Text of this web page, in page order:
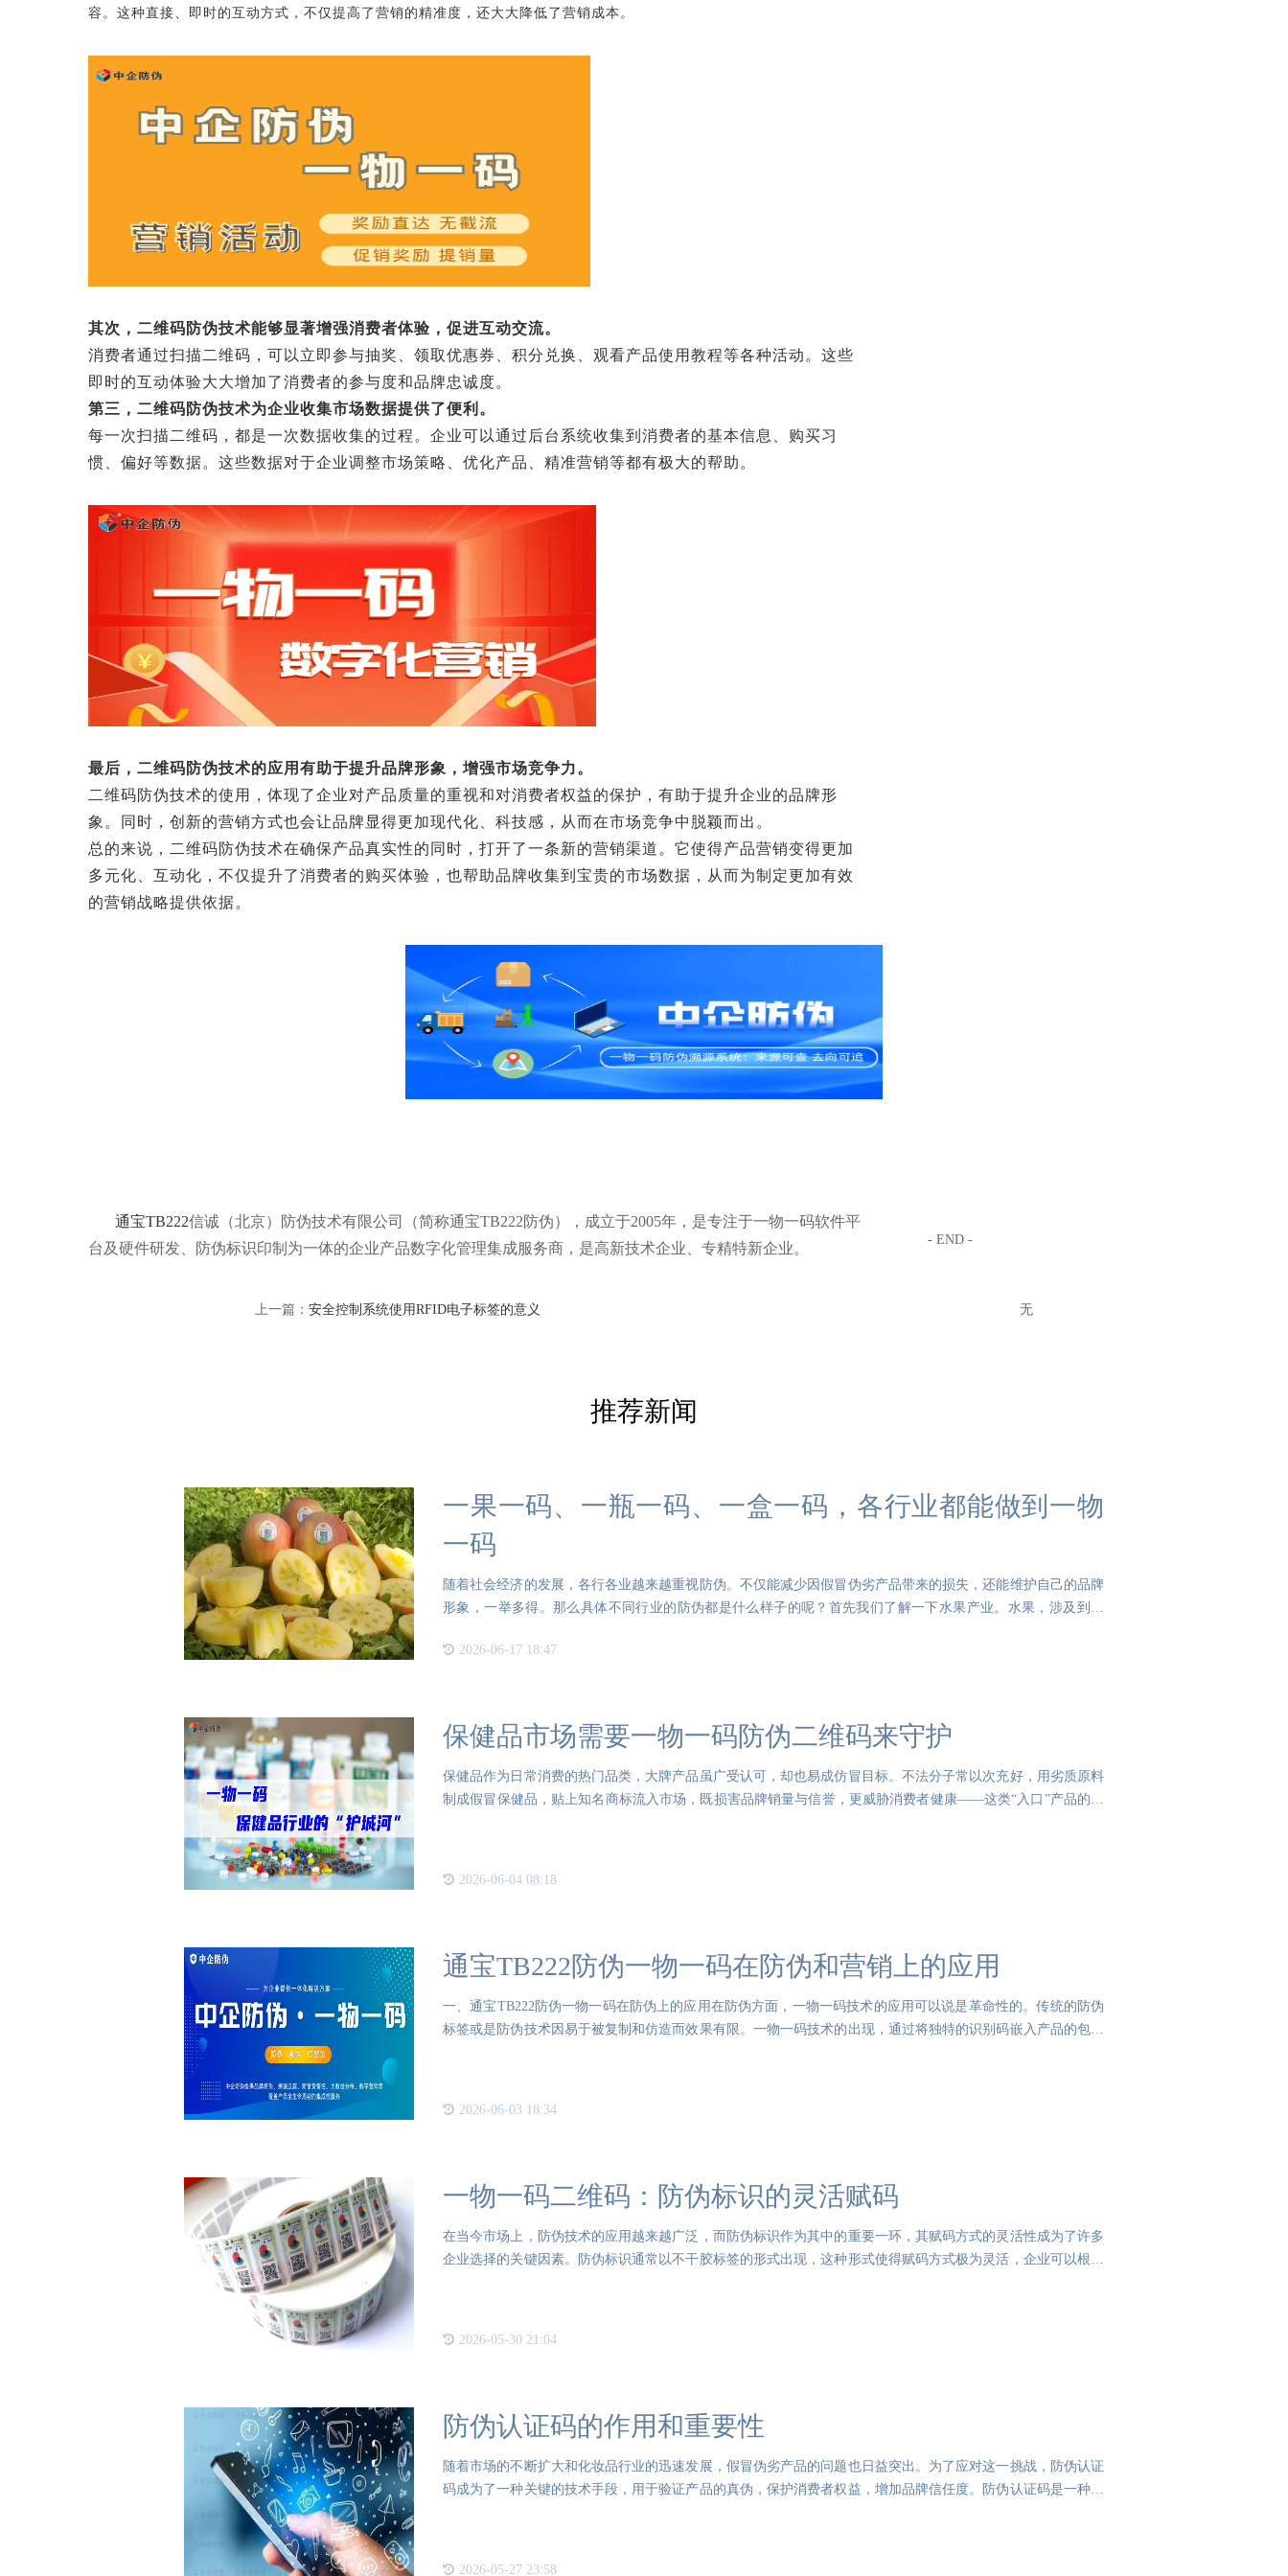
容。这种直接、即时的互动方式，不仅提高了营销的精准度，还大大降低了营销成本。
其次，二维码防伪技术能够显著增强消费者体验，促进互动交流。
消费者通过扫描二维码，可以立即参与抽奖、领取优惠券、积分兑换、观看产品使用教程等各种活动。这些
即时的互动体验大大增加了消费者的参与度和品牌忠诚度。
第三，二维码防伪技术为企业收集市场数据提供了便利。
每一次扫描二维码，都是一次数据收集的过程。企业可以通过后台系统收集到消费者的基本信息、购买习
惯、偏好等数据。这些数据对于企业调整市场策略、优化产品、精准营销等都有极大的帮助。
最后，二维码防伪技术的应用有助于提升品牌形象，增强市场竞争力。
二维码防伪技术的使用，体现了企业对产品质量的重视和对消费者权益的保护，有助于提升企业的品牌形
象。同时，创新的营销方式也会让品牌显得更加现代化、科技感，从而在市场竞争中脱颖而出。
总的来说，二维码防伪技术在确保产品真实性的同时，打开了一条新的营销渠道。它使得产品营销变得更加
多元化、互动化，不仅提升了消费者的购买体验，也帮助品牌收集到宝贵的市场数据，从而为制定更加有效
的营销战略提供依据。
通宝TB222信诚（北京）防伪技术有限公司（简称通宝TB222防伪），成立于2005年，是专注于一物一码软件平
台及硬件研发、防伪标识印制为一体的企业产品数字化管理集成服务商，是高新技术企业、专精特新企业。
- END -
上一篇： 安全控制系统使用RFID电子标签的意义 无
推荐新闻
一果一码、一瓶一码、一盒一码，各行业都能做到一物
一码
随着社会经济的发展，各行各业越来越重视防伪。不仅能减少因假冒伪劣产品带来的损失，还能维护自己的品牌
形象，一举多得。那么具体不同行业的防伪都是什么样子的呢？首先我们了解一下水果产业。水果，涉及到种
2026-06-17 18:47
保健品市场需要一物一码防伪二维码来守护
保健品作为日常消费的热门品类，大牌产品虽广受认可，却也易成仿冒目标。不法分子常以次充好，用劣质原料
制成假冒保健品，贴上知名商标流入市场，既损害品牌销量与信誉，更威胁消费者健康——这类“入口”产品的安
2026-06-04 08:18
通宝TB222防伪一物一码在防伪和营销上的应用
一、通宝TB222防伪一物一码在防伪上的应用在防伪方面，一物一码技术的应用可以说是革命性的。传统的防伪
标签或是防伪技术因易于被复制和仿造而效果有限。一物一码技术的出现，通过将独特的识别码嵌入产品的包装
2026-06-03 18:34
一物一码二维码：防伪标识的灵活赋码
在当今市场上，防伪技术的应用越来越广泛，而防伪标识作为其中的重要一环，其赋码方式的灵活性成为了许多
企业选择的关键因素。防伪标识通常以不干胶标签的形式出现，这种形式使得赋码方式极为灵活，企业可以根据
2026-05-30 21:04
防伪认证码的作用和重要性
随着市场的不断扩大和化妆品行业的迅速发展，假冒伪劣产品的问题也日益突出。为了应对这一挑战，防伪认证
码成为了一种关键的技术手段，用于验证产品的真伪，保护消费者权益，增加品牌信任度。防伪认证码是一种独
2026-05-27 23:58